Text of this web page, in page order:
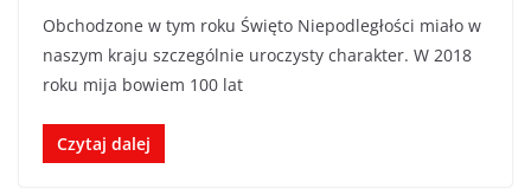
Obchodzone w tym roku Święto Niepodległości miało w
naszym kraju szczególnie uroczysty charakter. W 2018
roku mija bowiem 100 lat
Czytaj dalej